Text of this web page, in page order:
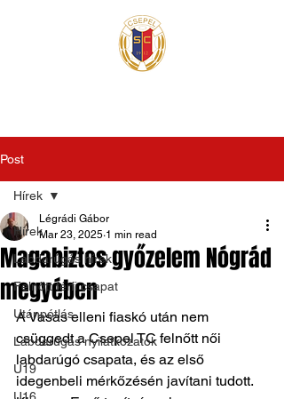
Post
Hírek
Labdarúgás hírek
Felnőtt férfi csapat
Utánpótlás
Labdarúgás nyilatkozatok
U19
Hírek
Magabiztos győzelem Nógrád
megyében
Légrádi Gábor
Mar 23, 2025 1 min read
A Vasas elleni fiaskó után nem
csüggedt a Csepel TC felnőtt női
labdarúgó csapata, és az első
idegenbeli mérkőzésén javítani tudott.